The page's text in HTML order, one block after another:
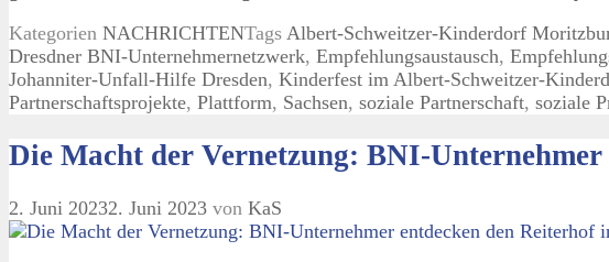
Kategorien NACHRICHTENTags Albert-Schweitzer-Kinderdorf
Dresdner BNI-Unternehmernetzwerk, Empfehlungsaustausch,
Johanniter-Unfall-Hilfe Dresden, Kinderfest im Albert-Schweitzer-
Partnerschaftsprojekte, Plattform, Sachsen, soziale Partnerschaft, soziale
Die Macht der Vernetzung: BNI-
2. Juni 20232. Juni 2023 von KaS